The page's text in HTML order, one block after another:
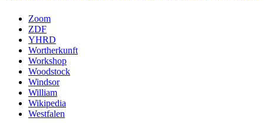
Zoom
ZDF
YHRD
Wortherkunft
Workshop
Woodstock
Windsor
William
Wikipedia
Westfalen